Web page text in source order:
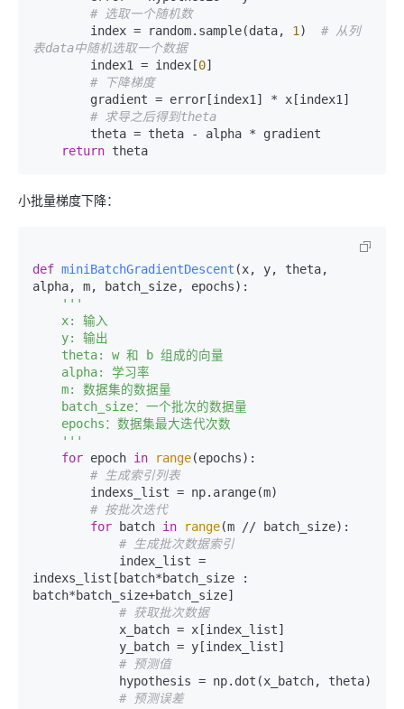
# 选取一个随机数
        index = random.sample(data,
1) # 从列
表data中随机选取一个数据
        index1 = index[
0]
# 下降梯度
# 求导之后得到theta
return
小批量梯度下降：
def miniBatchGradientDescent (x, y, theta,
alpha, m, batch_size, epochs):
'''
    '''
for epoch in range(epochs):
# 生成索引列表
# 按批次迭代
for batch in range(m // batch_size):
# 生成批次数据索引
indexs_list[batch*batch_size :
batch*batch_size+batch_size]
# 获取批次数据
# 预测值
# 预测误差